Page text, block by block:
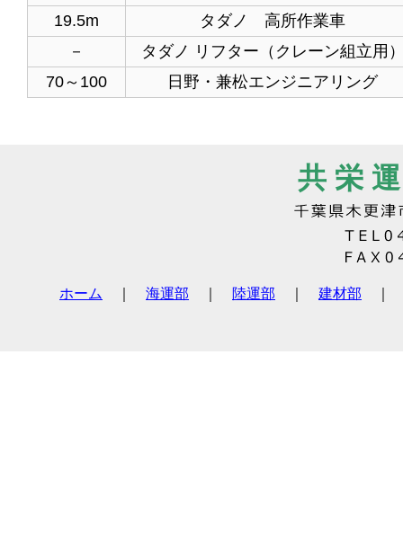
19.5m
タダノ 高所作業車
－
タダノ リフター（クレーン組立用
70～100
日野・兼松エンジニアリング
共 栄
ホーム 海運部 陸運部 建材部